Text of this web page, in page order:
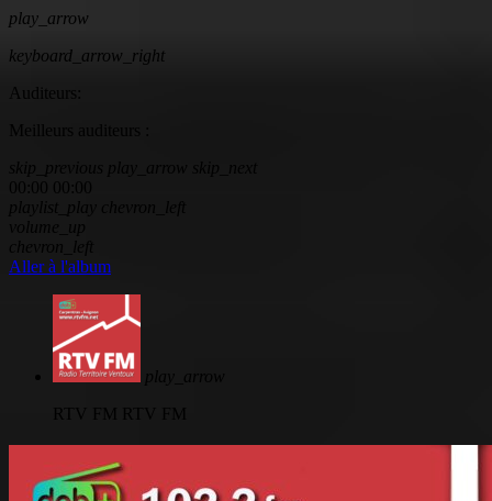
play_arrow
keyboard_arrow_right
Auditeurs:
Aller à l'album
RTV FM